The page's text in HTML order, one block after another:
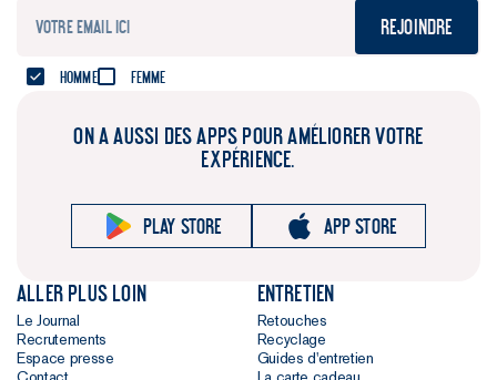
Rejoindre
Homme Femme
ON A AUSSI DES APPS POUR AMÉLIORER VOTRE
EXPÉRIENCE.
Play store App store
Aller plus loin
Le Journal
Recrutements
Espace presse
Contact
Entretien
Retouches
Recyclage
Guides d'entretien
La carte cadeau